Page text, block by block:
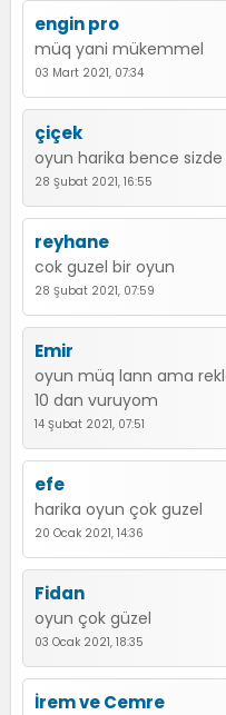
engin pro
müq yani mükemmel
03 Mart 2021, 07:34
çiçek
oyun harika bence
28 Şubat 2021, 16:55
reyhane
cok guzel bir oyun
28 Şubat 2021, 07:59
Emir
oyun müq lann ama
10 dan vuruyom
14 Şubat 2021, 07:51
efe
harika oyun çok guzel
20 Ocak 2021, 14:36
Fidan
oyun çok güzel
03 Ocak 2021, 18:35
İrem ve Cemre